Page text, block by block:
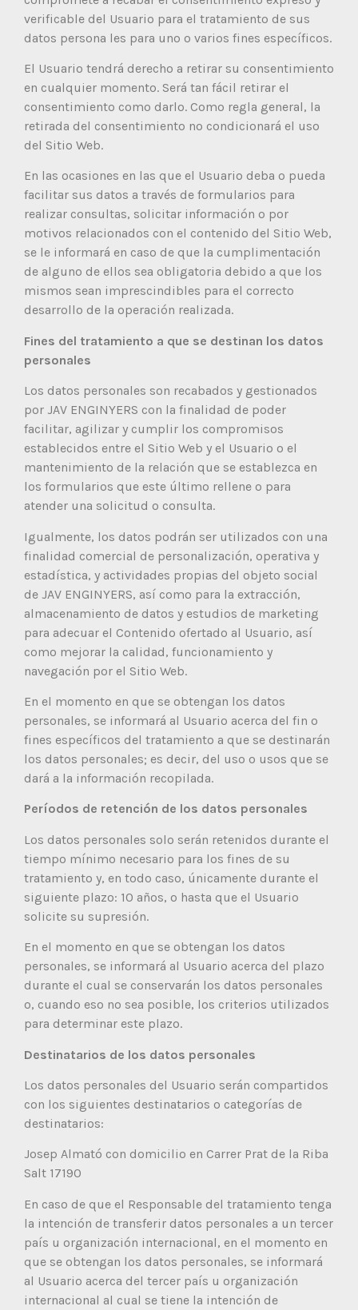
verificable del Usuario para el tratamiento de sus
datos persona les para uno o varios fines específicos.
El Usuario tendrá derecho a retirar su consentimiento
en cualquier momento. Será tan fácil retirar el
consentimiento como darlo. Como regla general, la
retirada del consentimiento no condicionará el uso
del Sitio Web.
En las ocasiones en las que el Usuario deba o pueda
facilitar sus datos a través de formularios para
realizar consultas, solicitar información o por
motivos relacionados con el contenido del Sitio Web,
se le informará en caso de que la cumplimentación
de alguno de ellos sea obligatoria debido a que los
mismos sean imprescindibles para el correcto
desarrollo de la operación realizada.
Fines del tratamiento a que se destinan los datos
personales
Los datos personales son recabados y gestionados
por JAV ENGINYERS con la finalidad de poder
facilitar, agilizar y cumplir los compromisos
establecidos entre el Sitio Web y el Usuario o el
mantenimiento de la relación que se establezca en
los formularios que este último rellene o para
atender una solicitud o consulta.
Igualmente, los datos podrán ser utilizados con una
finalidad comercial de personalización, operativa y
estadística, y actividades propias del objeto social
de JAV ENGINYERS, así como para la extracción,
almacenamiento de datos y estudios de marketing
para adecuar el Contenido ofertado al Usuario, así
como mejorar la calidad, funcionamiento y
navegación por el Sitio Web.
En el momento en que se obtengan los datos
personales, se informará al Usuario acerca del fin o
fines específicos del tratamiento a que se destinarán
los datos personales; es decir, del uso o usos que se
dará a la información recopilada.
Períodos de retención de los datos personales
Los datos personales solo serán retenidos durante el
tiempo mínimo necesario para los fines de su
tratamiento y, en todo caso, únicamente durante el
siguiente plazo: 10 años, o hasta que el Usuario
solicite su supresión.
En el momento en que se obtengan los datos
personales, se informará al Usuario acerca del plazo
durante el cual se conservarán los datos personales
o, cuando eso no sea posible, los criterios utilizados
para determinar este plazo.
Destinatarios de los datos personales
Los datos personales del Usuario serán compartidos
con los siguientes destinatarios o categorías de
destinatarios:
Josep Almató con domicilio en Carrer Prat de la Riba
Salt 17190
En caso de que el Responsable del tratamiento tenga
la intención de transferir datos personales a un tercer
país u organización internacional, en el momento en
que se obtengan los datos personales, se informará
al Usuario acerca del tercer país u organización
internacional al cual se tiene la intención de